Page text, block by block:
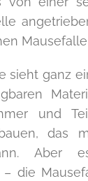
sieht ganz
und
das
Aber
– die